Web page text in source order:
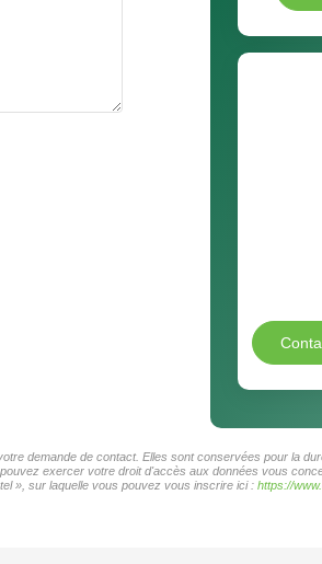
demande de contact. Elles sont conservées pour la
exercer votre droit d'accès aux données vous
», sur laquelle vous pouvez vous inscrire ici : https://